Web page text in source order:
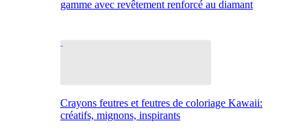
gamme avec revêtement renforcé au diamant
Crayons feutres et feutres de coloriage Kawaii:
créatifs, mignons, inspirants